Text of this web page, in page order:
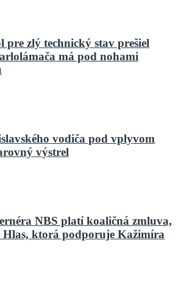
pre zlý technický stav prešiel
má pod nohami
vodiča pod vplyvom
výstrel
NBS platí koaličná zmluva,
Hlas, ktorá podporuje Kažimíra